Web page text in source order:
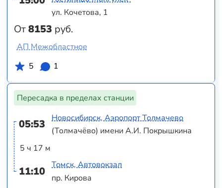
От8153 руб.
ул. Кочетова, 1
АП Межобластное
5
1
Пересадка в пределах станции
05:53
5 ч 17 м
11:10
Новосибирск, Аэропорт Толмачево
(Толмачёво) имени А.И. Покрышкина
Томск, Автовокзал
пр. Кирова